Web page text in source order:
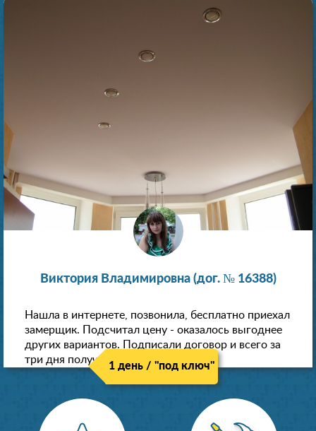
Виктория Владимировна (дог. № 16388)
Нашла в интернете, позвонила, бесплатно приехал
замерщик. Подсчитал цену - оказалось выгоднее
других вариантов. Подписали договор и всего за
три дня получили новые потолки!
1 день / "под ключ"